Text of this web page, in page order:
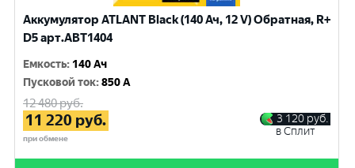
Аккумулятор ATLANT Black (140 Ач, 12 V) Обратная, R+
D5 арт.ABT1404
Емкость: 140 Ач
Пусковой ток:850 A
12 480руб.
11 220 руб.
при обмене
3 120 руб.
в Сплит